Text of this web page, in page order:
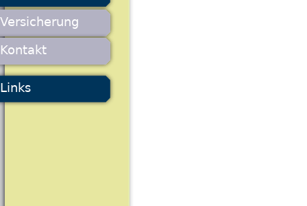
Versicherung
Kontakt
Links